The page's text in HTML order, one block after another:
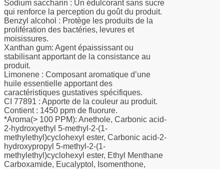
Sodium saccharin : Un édulcorant sans sucre
qui renforce la perception du goût du produit.
Benzyl alcohol : Protège les produits de la
prolifération des bactéries, levures et
moisissures.
Xanthan gum: Agent épaississant ou
stabilisant apportant de la consistance au
produit.
Limonene : Composant aromatique d’une
huile essentielle apportant des
caractéristiques gustatives spécifiques.
CI 77891 : Apporte de la couleur au produit.
Contient : 1450 ppm de fluorure.
*Aroma(> 100 PPM): Anethole, Carbonic acid-
2-hydroxyethyl 5-methyl-2-(1-
methylethyl)cyclohexyl ester, Carbonic acid-2-
hydroxypropyl 5-methyl-2-(1-
methylethyl)cyclohexyl ester, Ethyl Menthane
Carboxamide, Eucalyptol, Isomenthone,